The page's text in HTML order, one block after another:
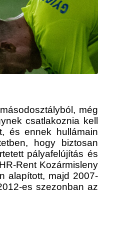
még
csatlakoznia kell
és ennek hullámain
hogy biztosan
pályafelújítás és
Rent Kozármisleny
alapított, majd 2007-
es szezonban az